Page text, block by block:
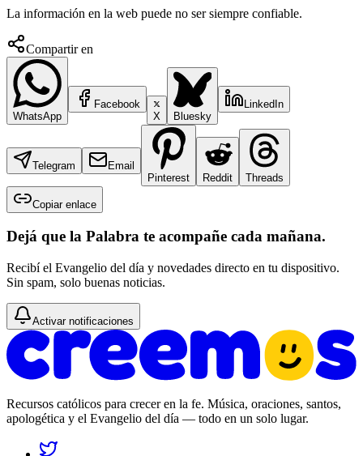
La información en la web puede no ser siempre confiable.
Compartir en
WhatsApp
Facebook
X
Bluesky
LinkedIn
Telegram
Email
Pinterest
Reddit Threads
Copiar enlace
Dejá que la Palabra te acompañe cada mañana.
Recibí el Evangelio del día y novedades directo en tu dispositivo.
Sin spam, solo buenas noticias.
Activar notificaciones
Recursos católicos para crecer en la fe. Música, oraciones, santos,
apologética y el Evangelio del día — todo en un solo lugar.